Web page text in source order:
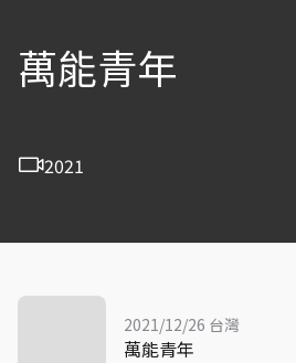
萬能青年
2021
2021/12/26 台灣
萬能青年